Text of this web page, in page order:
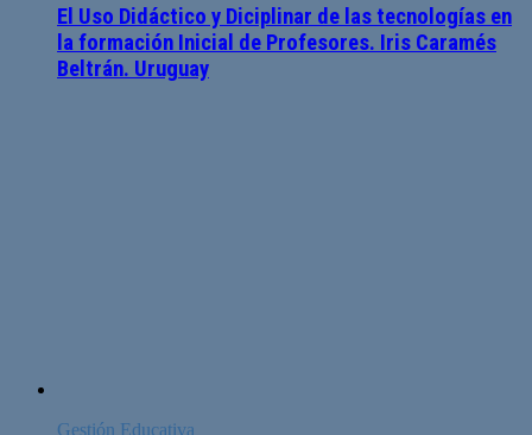
El Uso Didáctico y Diciplinar de las tecnologías en
la formación Inicial de Profesores. Iris Caramés
Beltrán. Uruguay
Gestión Educativa